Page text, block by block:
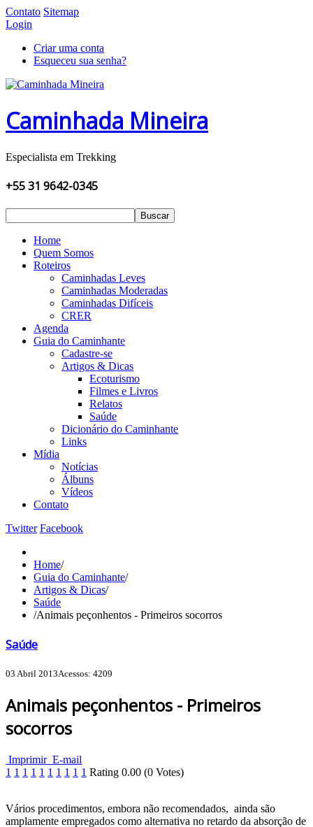
Contato Sitemap
Login
Criar uma conta
Esqueceu sua senha?
Caminhada Mineira
Especialista em Trekking
+55 31 9642-0345
Buscar
Home
Quem Somos
Roteiros
Caminhadas Leves
Caminhadas Moderadas
Caminhadas Difíceis
CRER
Agenda
Guia do Caminhante
Cadastre-se
Artigos & Dicas
Ecoturismo
Filmes e Livros
Relatos
Saúde
Dicionário do Caminhante
Links
Mídia
Notícias
Álbuns
Vídeos
Contato
Twitter Facebook
Home/
Guia do Caminhante/
Artigos & Dicas/
Saúde
/Animais peçonhentos - Primeiros socorros
Saúde
03 Abril 2013Acessos: 4209
Animais peçonhentos - Primeiros
socorros
Imprimir E-mail
1 1 1 1 1 1 1 1 1 1 Rating 0.00 (0 Votes)
Vários procedimentos, embora não recomendados, ainda são
amplamente empregados como alternativa no retardo da absorção de